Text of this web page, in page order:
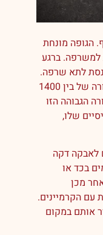
הגופה מונחת
למשרפה. ברגע
לתא שרפה.
לאחר מכן, החדר מחומם לטמפרטורה של בין 1400
הגבוהה הזו
שלו,
לאבקה דקה
בכד או
מכן
הקרמיינים.
אותם במקום